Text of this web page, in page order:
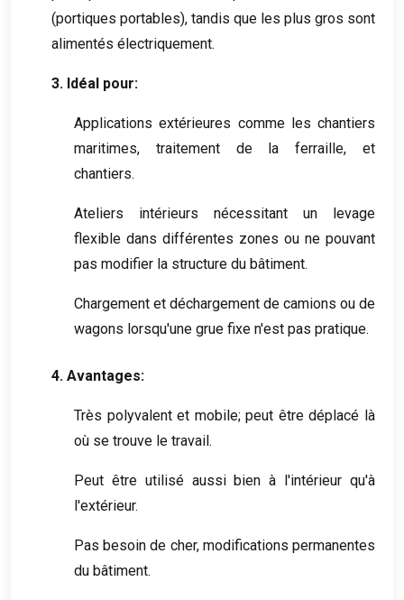
(portiques portables), tandis que les plus gros sont
alimentés électriquement.
3. Idéal pour:
Applications extérieures comme les chantiers
maritimes, traitement de la ferraille, et
chantiers.
Ateliers intérieurs nécessitant un levage
flexible dans différentes zones ou ne pouvant
pas modifier la structure du bâtiment.
Chargement et déchargement de camions ou de
wagons lorsqu'une grue fixe n'est pas pratique.
4. Avantages:
Très polyvalent et mobile; peut être déplacé là
où se trouve le travail.
Peut être utilisé aussi bien à l'intérieur qu'à
l'extérieur.
Pas besoin de cher, modifications permanentes
du bâtiment.